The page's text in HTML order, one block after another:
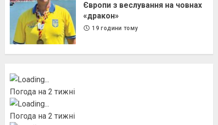
Європи з веслування на човнах
«дракон»
19 години тому
Погода на 2 тижні
Погода на 2 тижні